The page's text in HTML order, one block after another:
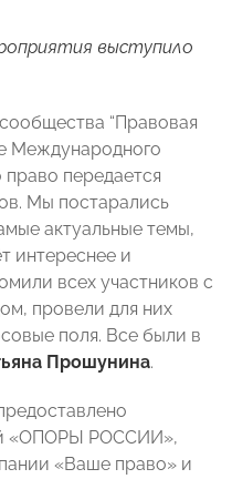
выступило
“Правовая
Международного
передается
Мы постарались
актуальные темы,
интереснее и
всех участников с
провели для них
поля. Все были в
Прошунина.
«ОПОРЫ РОССИИ»,
«Ваше право» и